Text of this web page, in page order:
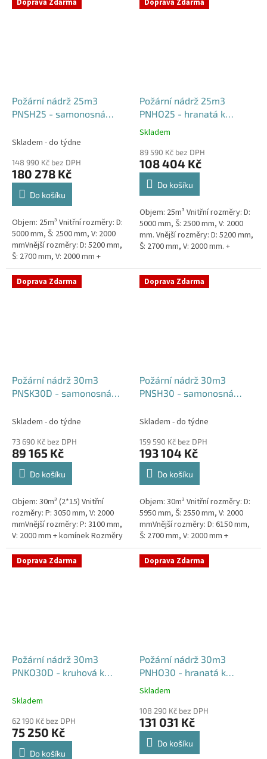
Doprava Zdarma
Požární nádrž 25m3
PNSH25 - samonosná
Skladem - do týdne
148 990 Kč bez DPH
180 278 Kč
Do košíku
Objem: 25m³ Vnitřní rozměry: D:
5000 mm, Š: 2500 mm, V: 2000
mmVnější rozměry: D: 5200 mm,
Š: 2700 mm, V: 2000 mm +
komínek Běžná doba dodání 2-3
týdny od objednávky. Rozměry...
Doprava Zdarma
Požární nádrž 25m3
PNHO25 - hranatá k
obetonování
Průměrné
produktu
je
5,0
hvězdiček.
Skladem
89 590 Kč bez DPH
108 404 Kč
Do košíku
Objem: 25m³ Vnitřní rozměry: D:
5000 mm, Š: 2500 mm, V: 2000
mm. Vnější rozměry: D: 5200 mm,
Š: 2700 mm, V: 2000 mm. +
týdny od objednávky....
Doprava Zdarma
Požární nádrž 30m3
PNSK30D - samonosná
Skladem - do týdne
73 690 Kč bez DPH
89 165 Kč
Do košíku
Objem: 30m³ (2*15) Vnitřní
rozměry: P: 3050 mm, V: 2000
mmVnější rozměry: P: 3100 mm,
V: 2000 mm + komínek Rozměry
nádrže možno jakkoliv upravit -
vyrobíme nádrž na...
Doprava Zdarma
Požární nádrž 30m3
PNSH30 - samonosná
Skladem - do týdne
159 590 Kč bez DPH
193 104 Kč
Do košíku
Objem: 30m³ Vnitřní rozměry: D:
5950 mm, Š: 2550 mm, V: 2000
mmVnější rozměry: D: 6150 mm,
Š: 2700 mm, V: 2000 mm +
komínek Běžná doba dodání 2-3
týdny od objednávky. Rozměry...
Doprava Zdarma
Požární nádrž 30m3
PNKO30D - kruhová k
Skladem
62 190 Kč bez DPH
75 250 Kč
Do košíku
Doprava Zdarma
Požární nádrž 30m3
PNHO30 - hranatá k
obetonování
Průměrné
produktu
je
5,0
Skladem
108 290 Kč bez DPH
131 031 Kč
Do košíku